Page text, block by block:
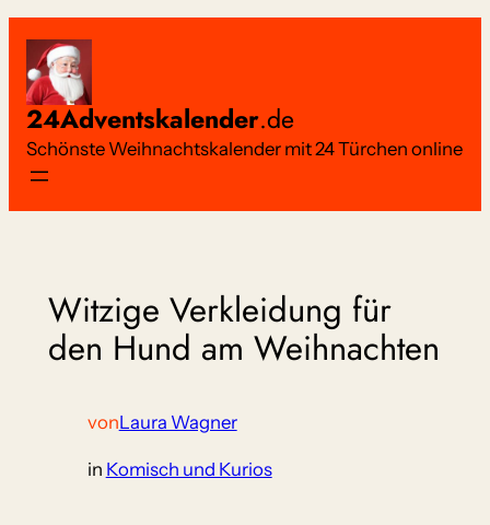
Inhalt
springen
24Adventskalender.de
Schönste Weihnachtskalender mit 24 Türchen online
Witzige Verkleidung für
den Hund am Weihnachten
vonLaura Wagner
in Komisch und Kurios